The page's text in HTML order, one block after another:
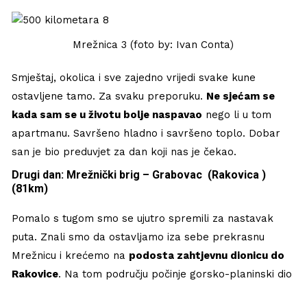
Mrežnica 3 (foto by: Ivan Conta)
Smještaj, okolica i sve zajedno vrijedi svake kune
ostavljene tamo. Za svaku preporuku. Ne sjećam se
kada sam se u životu bolje naspavao nego li u tom
apartmanu. Savršeno hladno i savršeno toplo. Dobar
san je bio preduvjet za dan koji nas je čekao.
Drugi dan: Mrežnički brig – Grabovac (Rakovica )
(81km)
Pomalo s tugom smo se ujutro spremili za nastavak
puta. Znali smo da ostavljamo iza sebe prekrasnu
Mrežnicu i krećemo na podosta zahtjevnu dionicu do
Rakovice. Na tom području počinje gorsko-planinski dio